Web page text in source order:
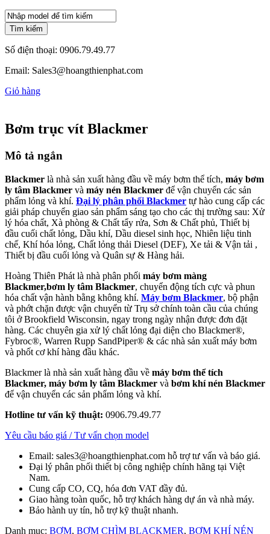
Tìm kiếm
Số điện thoại: 0906.79.49.77
Email: Sales3@hoangthienphat.com
Giỏ hàng
Bơm trục vít Blackmer
Mô tả ngắn
Blackmer là nhà sản xuất hàng đầu về máy bơm thể tích, máy bơm
ly tâm Blackmer và máy nén Blackmer để vận chuyển các sản
phẩm lỏng và khí. Đại lý phân phối Blackmer tự hào cung cấp các
giải pháp chuyển giao sản phẩm sáng tạo cho các thị trường sau: Xử
lý hóa chất, Xà phòng & Chất tẩy rửa, Sơn & Chất phủ, Thiết bị
đầu cuối chất lỏng, Dầu khí, Dầu diesel sinh học, Nhiên liệu tinh
chế, Khí hóa lỏng, Chất lỏng thải Diesel (DEF), Xe tải & Vận tải ,
Thiết bị đầu cuối lỏng và Quân sự & Hàng hải.
Hoàng Thiên Phát là nhà phân phối máy bơm màng
Blackmer,bơm ly tâm Blackmer, chuyển động tích cực và phun
hóa chất vận hành bằng không khí. Máy bơm Blackmer, bộ phận
và phớt chặn được vận chuyển từ Trụ sở chính toàn cầu của chúng
tôi ở Brookfield Wisconsin, ngay trong ngày nhận được đơn đặt
hàng. Các chuyên gia xử lý chất lỏng đại diện cho Blackmer®,
Fybroc®, Warren Rupp SandPiper® & các nhà sản xuất máy bơm
và phốt cơ khí hàng đầu khác.
Blackmer là nhà sản xuất hàng đầu về máy bơm thể tích
Blackmer, máy bơm ly tâm Blackmer và bơm khí nén Blackmer
để vận chuyển các sản phẩm lỏng và khí.
Hotline tư vấn kỹ thuật: 0906.79.49.77
Yêu cầu báo giá / Tư vấn chọn model
Email: sales3@hoangthienphat.com hỗ trợ tư vấn và báo giá.
Đại lý phân phối thiết bị công nghiệp chính hãng tại Việt
Nam.
Cung cấp CO, CQ, hóa đơn VAT đầy đủ.
Giao hàng toàn quốc, hỗ trợ khách hàng dự án và nhà máy.
Bảo hành uy tín, hỗ trợ kỹ thuật nhanh.
Danh mục: BƠM, BƠM CHÌM BLACKMER, BƠM KHÍ NÉN